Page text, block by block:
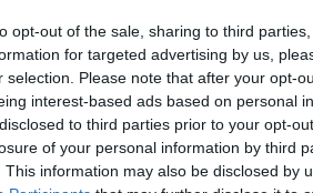
opt-out of the sale, sharing to third
for targeted advertising by us,
selection. Please note that after your opt-
interest-based ads based on personal
to third parties prior to your opt-
of your personal information by third
This information may also be disclosed by